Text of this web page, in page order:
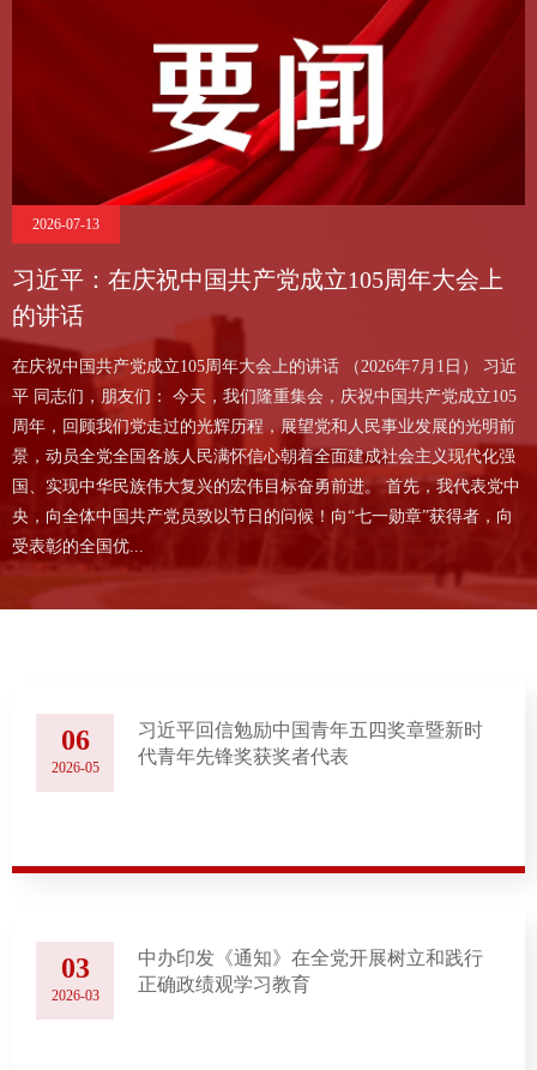
2026-07-13
习近平：在庆祝中国共产党成立105周年大会上
的讲话
在庆祝中国共产党成立105周年大会上的讲话 （2026年7月1日） 习近
平 同志们，朋友们： 今天，我们隆重集会，庆祝中国共产党成立105
周年，回顾我们党走过的光辉历程，展望党和人民事业发展的光明前
景，动员全党全国各族人民满怀信心朝着全面建成社会主义现代化强
国、实现中华民族伟大复兴的宏伟目标奋勇前进。 首先，我代表党中
央，向全体中国共产党员致以节日的问候！向“七一勋章”获得者，向
受表彰的全国优...
06
2026-05
习近平回信勉励中国青年五四奖章暨新时
代青年先锋奖获奖者代表
03
2026-03
中办印发《通知》在全党开展树立和践行
正确政绩观学习教育